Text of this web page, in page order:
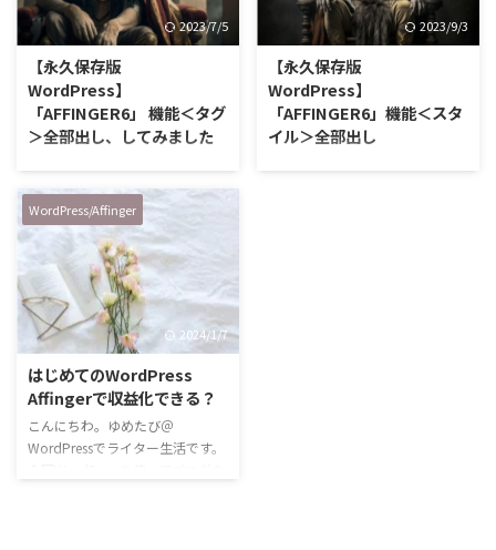
ス）を使っています。
WordPressがなぜ人気なのか、の
一つに難しい言語などの専門知識
が要らない、があげられるでしょ
う。 WEBページを作成すると
き、一般的にはHTMLやJavaなど
のWEB用の言語を使用して書か
た表ですから、スマホでも綺麗に
表示したい！ 綺麗な表の作成方
法、誰にでも分かるように丁寧に
解説しますね。 ワードプレスは
基本的な操作は簡単ですが、表示
方法等は少し設定が必要です。
ただその設定も難しくないので、
2023/7/5
【永久保存版
WordPress】
「AFFINGER6」 機能＜タグ
＞全部出し、してみました
っていますが、機能がなかなか分
かりずらいので、纏めてみまし
た！ Affingerは慣れるととても使
いやすく、直感的に使えてとても
便利。 初心者でも素敵なサイト
が簡単に作れちゃいます。
ACTION PACK3（AFFINGER6EX対
応）公式ページ
単体公式ページ ＜スタイル＞編
は下記を見てね。 WordPress機
能＜タグ＞全部出し！ Part.1 テ
キストパーツ ＜クリップメモ＞
2023/9/3
【永久保存版
WordPress】
「AFFINGER6」機能＜スタ
イル＞全部出し
WordPress/Affinger
2024/1/7
はじめてのWordPress
Affingerで収益化できる？
こんにちわ。ゆめたび＠
WordPressでライター生活です。